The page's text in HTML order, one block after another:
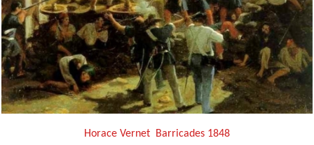
Horace Vernet Barricades 1848